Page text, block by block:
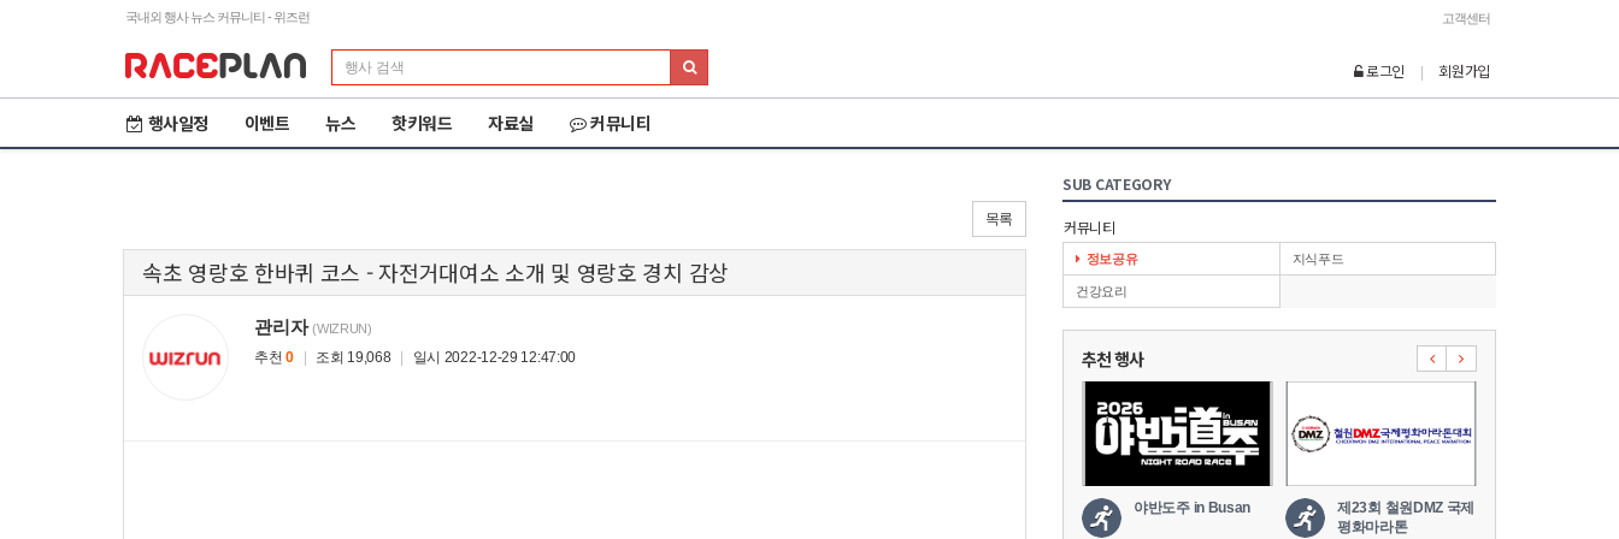
국내외 행사 뉴스 커뮤니티 - 위즈런 고객센터
로그인 회원가입
행사일정 이벤트 뉴스 핫키워드 자료실 커뮤니티
목록
속초 영랑호 한바퀴 코스 - 자전거대여소 소개 및 영랑호 경치 감상
관리자 (WIZRUN)
추천0 조회 19,068 일시 2022-12-29 12:47:00
SUB CATEGORY
커뮤니티
정보공유 지식푸드
건강요리
추천 행사
야반도주 in Busan
제23회 철원DMZ 국제
평화마라톤